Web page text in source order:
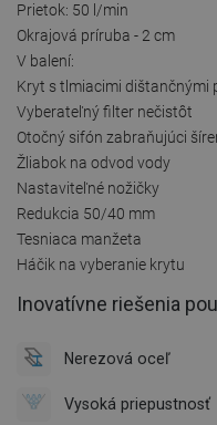
Prietok: 50 l/min
Okrajová príruba - 2 cm
V balení:
Kryt s tlmiacimi dištančnými
Vyberateľný filter nečistôt
Otočný sifón zabraňujúci
Žliabok na odvod vody
Nastaviteľné nožičky
Redukcia 50/40 mm
Tesniaca manžeta
Háčik na vyberanie krytu
Inovatívne riešenia
Nerezová oceľ
Vysoká priepustnosť